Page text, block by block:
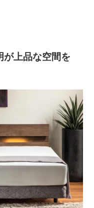
が上品な空間を